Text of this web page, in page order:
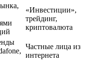
«Инвестиции»,
трейдинг,
криптовалюта
Частные лица из
интернета